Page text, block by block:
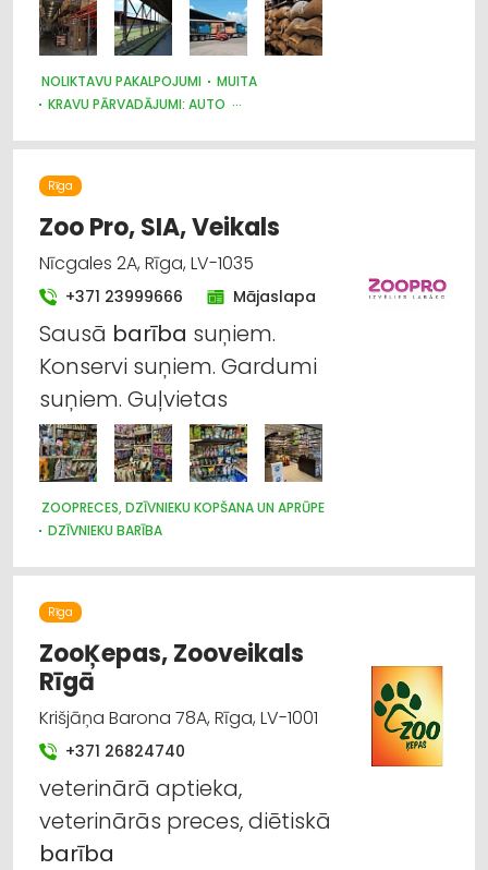
NOLIKTAVU PAKALPOJUMI
MUITA
KRAVU PĀRVADĀJUMI: AUTO
KRAVU PĀRVADĀJUMI: KUĢU
Rīga
Zoo Pro, SIA, Veikals
Nīcgales 2A, Rīga, LV-1035
+371 23999666 Mājaslapa
Sausā barība suņiem.
Konservi suņiem. Gardumi
suņiem. Guļvietas
ZOOPRECES, DZĪVNIEKU KOPŠANA UN APRŪPE
DZĪVNIEKU BARĪBA
Rīga
ZooĶepas, Zooveikals
Rīgā
Krišjāņa Barona 78A, Rīga, LV-1001
+371 26824740
veterinārā aptieka,
veterinārās preces, diētiskā
barība